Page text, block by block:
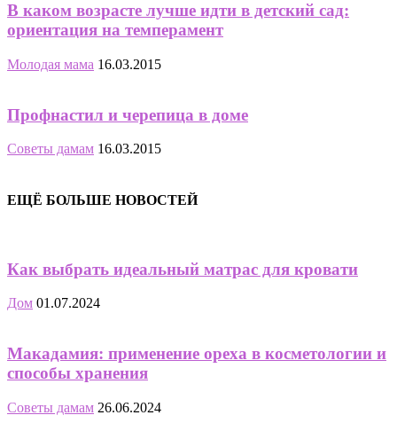
В каком возрасте лучше идти в детский сад:
ориентация на темперамент
Молодая мама 16.03.2015
Профнастил и черепица в доме
Советы дамам 16.03.2015
ЕЩЁ БОЛЬШЕ НОВОСТЕЙ
Как выбрать идеальный матрас для кровати
Дом 01.07.2024
Макадамия: применение ореха в косметологии и
способы хранения
Советы дамам 26.06.2024